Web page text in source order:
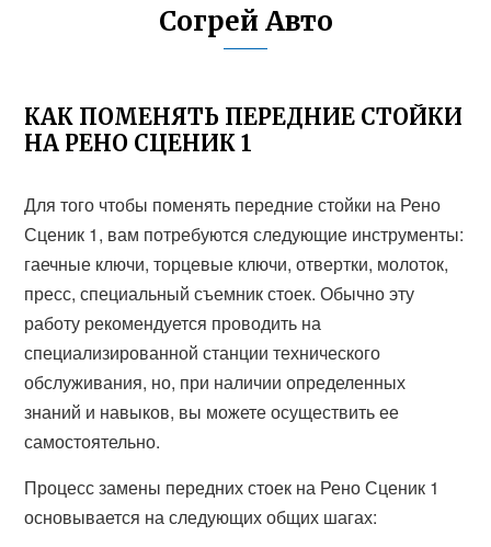
Согрей Авто
КАК ПОМЕНЯТЬ ПЕРЕДНИЕ СТОЙКИ
НА РЕНО СЦЕНИК 1
Для того чтобы поменять передние стойки на Рено
Сценик 1, вам потребуются следующие инструменты:
гаечные ключи, торцевые ключи, отвертки, молоток,
пресс, специальный съемник стоек. Обычно эту
работу рекомендуется проводить на
специализированной станции технического
обслуживания, но, при наличии определенных
знаний и навыков, вы можете осуществить ее
самостоятельно.
Процесс замены передних стоек на Рено Сценик 1
основывается на следующих общих шагах: